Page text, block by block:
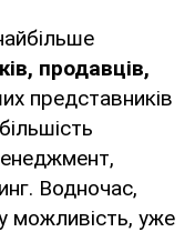
продавців,
представників
Водночас,
можливість, уже